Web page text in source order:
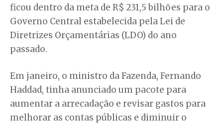
ficou dentro da meta de R$ 231,5 bilhões para o
Governo Central estabelecida pela Lei de
Diretrizes Orçamentárias (LDO) do ano
passado.
Em janeiro, o ministro da Fazenda, Fernando
Haddad, tinha anunciado um pacote para
aumentar a arrecadação e revisar gastos para
melhorar as contas públicas e diminuir o